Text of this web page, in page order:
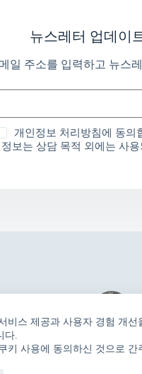
비스 제공과 사용자 경험 개선
다.
키 사용에 동의하신 것으로 간
뉴스레터 업데이
일 주소를 입력하고 뉴스
개인정보 처리방침에 동의
보는 상담 목적 외에는 사
없다”